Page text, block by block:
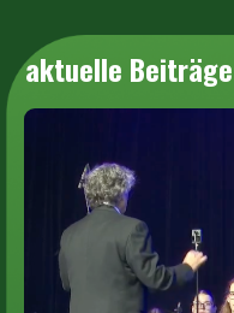
aktuelle Beiträge